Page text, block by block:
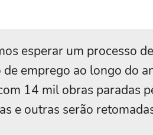
esperar um processo
emprego ao longo do
14 mil obras paradas
e outras serão